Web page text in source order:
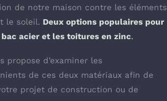
de notre maison contre les éléments
le soleil. Deux options populaires pour
acier et les toitures en zinc.
propose d’examiner les
de ces deux matériaux afin de
projet de construction ou de